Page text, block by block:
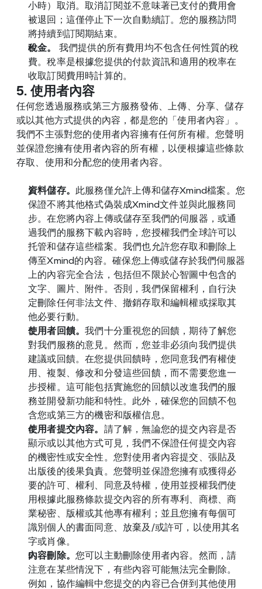
小時）取消。取消訂閱並不意味著已支付的費用會
被退回；這僅停止下一次自動續訂。您的服務訪問
將持續到訂閱期結束。
稅金。
我們提供的所有費用均不包含任何性質的稅
費。稅率是根據您提供的付款資訊和適用的稅率在
收取訂閱費用時計算的。
5. 使用者內容
任何您透過服務或第三方服務發佈、上傳、分享、儲存
或以其他方式提供的內容，都是您的「使用者內容」。
我們不主張對您的使用者內容擁有任何所有權。您聲明
並保證您擁有使用者內容的所有權，以便根據這些條款
存取、使用和分配您的使用者內容。
資料儲存。 此服務僅允許上傳和儲存Xmind檔案。您
保證不將其他格式偽裝成Xmind文件並與此服務同
步。在您將內容上傳或儲存至我們的伺服器，或通
過我們的服務下載內容時，您授權我們全球許可以
托管和儲存這些檔案。我們也允許您存取和刪除上
傳至Xmind的內容。確保您上傳或儲存於我們伺服器
上的內容完全合法，包括但不限於心智圖中包含的
文字、圖片、附件。否則，我們保留權利，自行決
定刪除任何非法文件、撤銷存取和編輯權或採取其
他必要行動。
使用者回饋。我們十分重視您的回饋，期待了解您
對我們服務的意見。然而，您並非必須向我們提供
建議或回饋。在您提供回饋時，您同意我們有權使
用、複製、修改和分發這些回饋，而不需要您進一
步授權。這可能包括實施您的回饋以改進我們的服
務並開發新功能和特性。此外，確保您的回饋不包
含您或第三方的機密和版權信息。
使用者提交內容。 請了解，無論您的提交內容是否
顯示或以其他方式可見，我們不保證任何提交內容
的機密性或安全性。您對使用者內容提交、張貼及
出版後的後果負責。您聲明並保證您擁有或獲得必
要的許可、權利、同意及特權，使用並授權我們使
用根據此服務條款提交內容的所有專利、商標、商
業秘密、版權或其他專有權利；並且您擁有每個可
識別個人的書面同意、放棄及/或許可，以使用其名
字或肖像。
內容刪除。 您可以主動刪除使用者內容。然而，請
注意在某些情況下，有些內容可能無法完全刪除。
例如，協作編輯中您提交的內容已合併到其他使用